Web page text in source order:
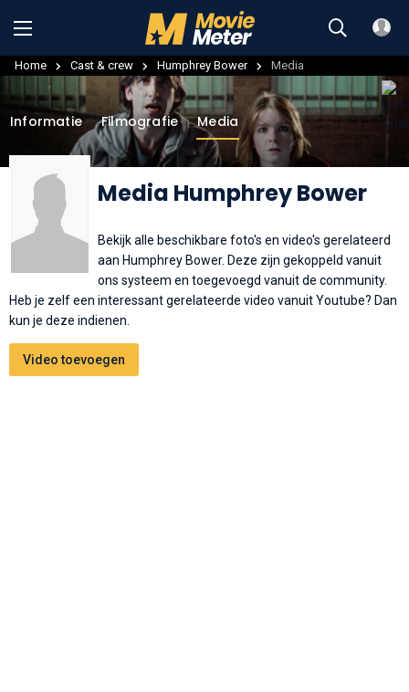
Home Cast & crew Humphrey Bower Media
Media Humphrey Bower
Informatie Filmografie Media
Bekijk alle beschikbare foto's en video's gerelateerd
aan Humphrey Bower. Deze zijn gekoppeld vanuit
ons systeem en toegevoegd vanuit de community.
Heb je zelf een interessant gerelateerde video vanuit Youtube? Dan
kun je deze indienen.
Video toevoegen